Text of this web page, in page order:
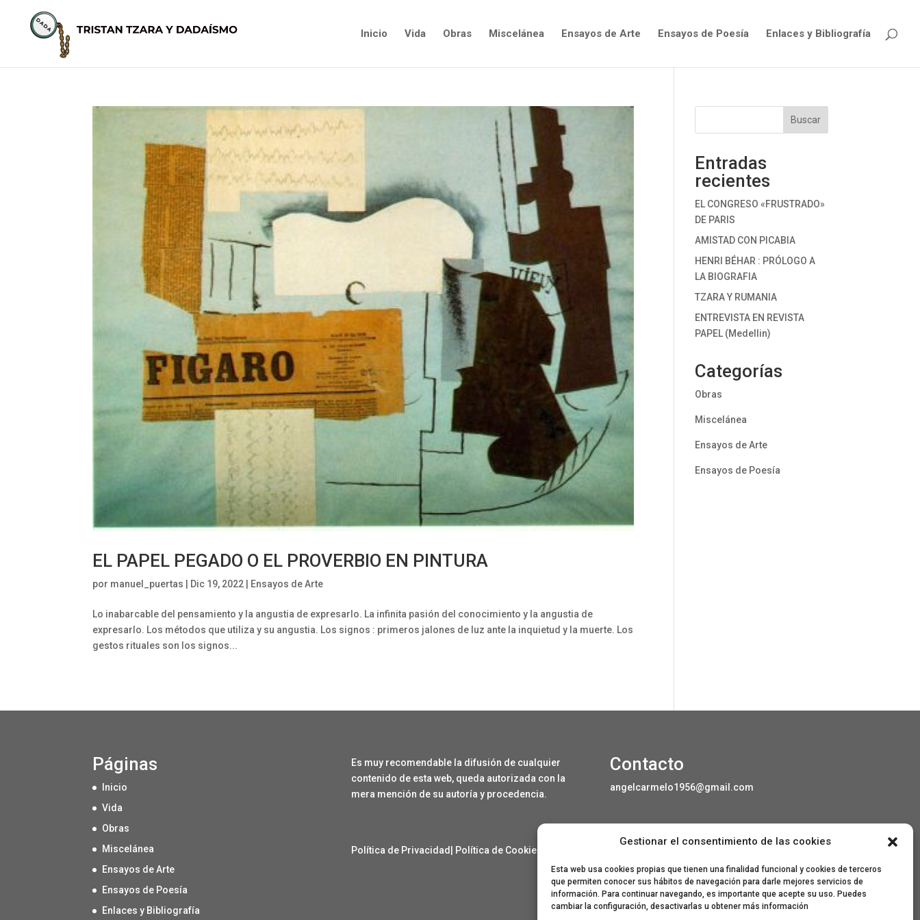
Gestionar el consentimiento de las cookies
Esta web usa cookies propias que tienen una finalidad funcional y cookies de terceros
que permiten conocer sus hábitos de navegación para darle mejores servicios de
información. Para continuar navegando, es importante que acepte su uso. Puedes
cambiar la configuración, desactivarlas u obtener más información
Inicio Vida Obras Miscelánea Ensayos de Arte Ensayos de Poesía Enlaces y Bibliografía
EL PAPEL PEGADO O EL PROVERBIO EN PINTURA
por manuel_puertas Dic 19, 2022| Ensayos de Arte
Lo inabarcable del pensamiento y la angustia de expresarlo. La infinita pasión del conocimiento y la angustia de
expresarlo. Los métodos que utiliza y su angustia. Los signos : primeros jalones de luz ante la inquietud y la muerte. Los
gestos rituales son los signos...
Buscar
Entradas
recientes
EL CONGRESO «FRUSTRADO»
DE PARIS
AMISTAD CON PICABIA
HENRI BÉHAR : PRÓLOGO A
LA BIOGRAFIA
TZARA Y RUMANIA
ENTREVISTA EN REVISTA
PAPEL (Medellin)
Categorías
Obras
Miscelánea
Ensayos de Arte
Ensayos de Poesía
Páginas
Inicio
Vida
Obras
Miscelánea
Ensayos de Arte
Ensayos de Poesía
Enlaces y Bibliografía
Es muy recomendable la difusión de cualquier
contenido de esta web, queda autorizada con la
mera mención de su autoría y procedencia.
Política de Privacidad Política de Cookies
Contacto
angelcarmelo1956@gmail.com
Especial agradecimiento a Lorenzo Sanjuan
Marcelino Sesé Buil, Sandra Lanuza Bardají,
eme&eme, Óscar Lamora, Roberto Ramos de
León y Gonzalo Catalinas Gállego.